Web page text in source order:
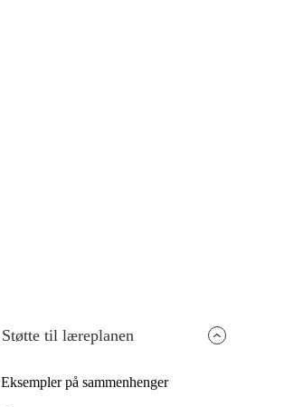
Støtte til læreplanen
Eksempler på sammenhenger